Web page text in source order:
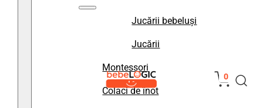
Jucării bebeluși
Jucării
Montessori
Colaci de înot
0